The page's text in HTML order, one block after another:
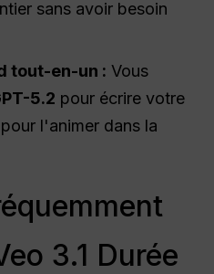
sans avoir besoin
tout-en-un : Vous
5.2 pour écrire votre
pour l'animer dans la
3.1 Durée